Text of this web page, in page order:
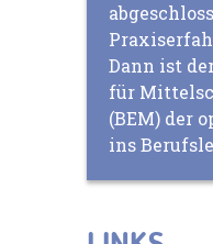
Dann ist
für
(BEM) der
ins